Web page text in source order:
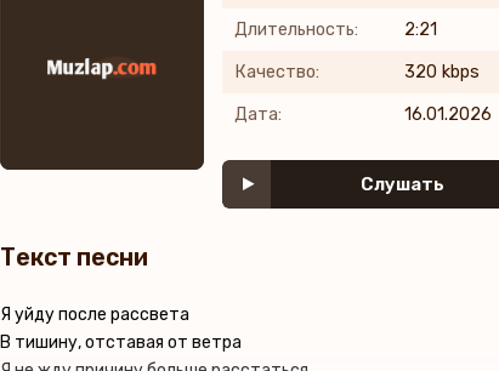
Длительность: 2:21
Качество: 320 kbps
Дата: 16.01.2026
Слушать
Текст песни
Я уйду после рассвета
В тишину, отставая от ветра